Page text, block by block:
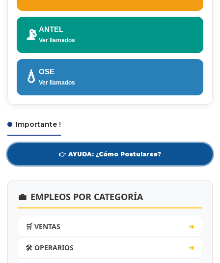
📡 ANTEL
Ver llamados
💧 OSE
Ver llamados
Importante !
👉 AYUDA: ¿Cómo Postularse?
💼 EMPLEOS POR CATEGORÍA
🛒 VENTAS ➔
🛠️ OPERARIOS ➔